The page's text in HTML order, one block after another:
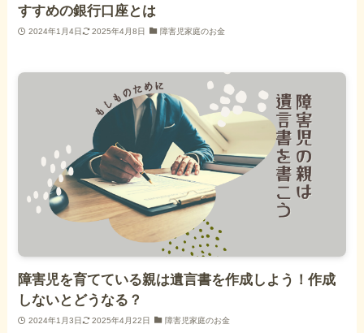
すすめの銀行口座とは
2024年1月4日 2025年4月8日 障害児家庭のお金
障害児を育てている親は遺言書を作成しよう！作成
しないとどうなる？
2024年1月3日 2025年4月22日 障害児家庭のお金